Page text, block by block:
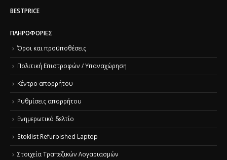
BESTPRICE
ΠΛΗΡΟΦΟΡΊΕΣ
Όροι και προϋποθέσεις
Πολιτική Επιστροφών / Υπαναχώρηση
Κέντρο απορρήτου
Ρυθμίσεις απορρήτου
Ενημερωτικό δελτίο
Stoklist Refurbished Laptop
Στοιχεία Τραπεζικών Λογαριασμών